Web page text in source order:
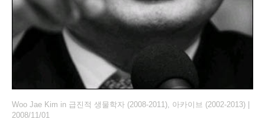
Woo Jae Kim in 급진적 생물학자 (2008-2011), 아카이브 (2002-2013)
2008/11/01